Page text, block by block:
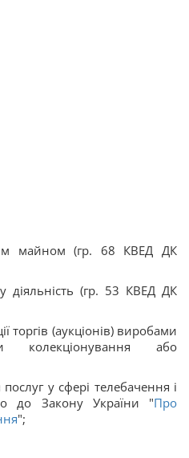
майном (гр. 68 КВЕД ДК
діяльність (гр. 53 КВЕД ДК
торгів (аукціонів) виробами
колекціонування або
у сфері телебачення і
до Закону України "Про
";